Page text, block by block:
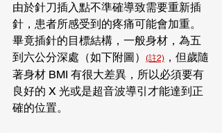
由於針刀插入點不準確導致需要重新插
針，患者所感受到的疼痛可能會加重。
畢竟插針的目標結構，一般身材，為五
到六公分深處（如下附圖）
(註2) ，但歲隨
著身材 BMI 有很大差異，所以必須要有
良好的 X 光或是超音波導引才能達到正
確的位置。